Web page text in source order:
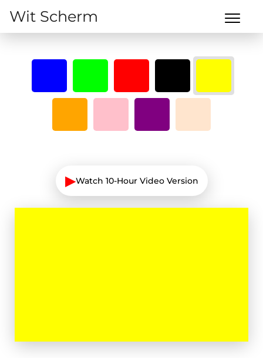
Wit Scherm
▶Watch 10-Hour Video Version